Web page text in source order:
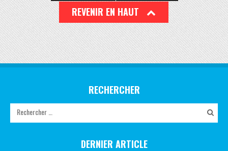
REVENIR EN HAUT
RECHERCHER
DERNIER ARTICLE